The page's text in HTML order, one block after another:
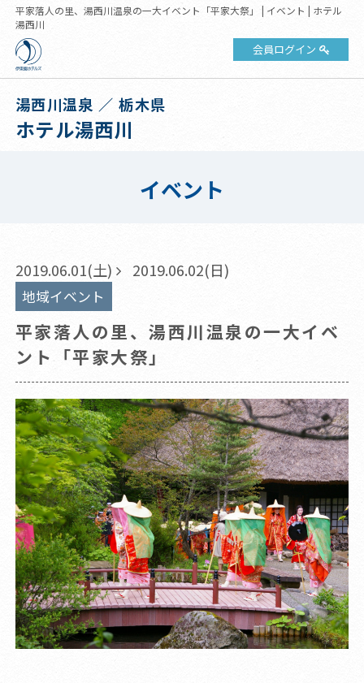
平家落人の里、湯西川温泉の一大イベント「平家大祭」 | イベント | ホテル
湯西川
会員ログイン
湯西川温泉 ／ 栃木県
ホテル湯西川
イベント
2019.06.01(土) 2019.06.02(日)
地域イベント
平家落人の里、湯西川温泉の一大イベ
ント「平家大祭」